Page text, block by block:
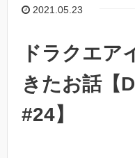
2021.05.23
ドラクエア
きたお話【
#24】